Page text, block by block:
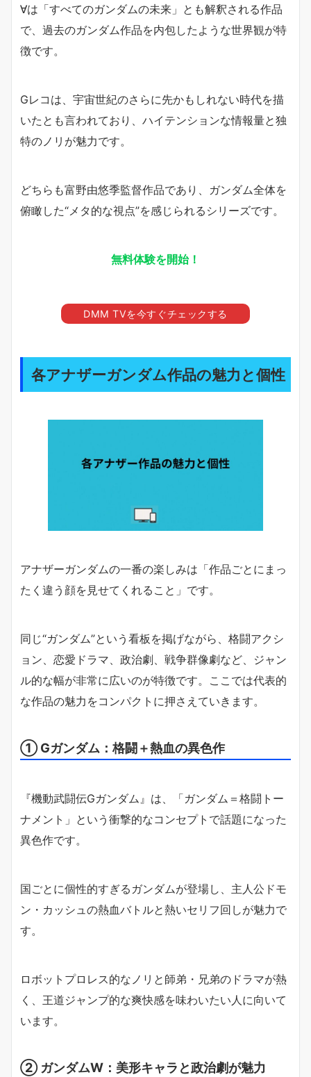
∀は「すべてのガンダムの未来」とも解釈される作品
で、過去のガンダム作品を内包したような世界観が特
徴です。
Gレコは、宇宙世紀のさらに先かもしれない時代を描
いたとも言われており、ハイテンションな情報量と独
特のノリが魅力です。
どちらも富野由悠季監督作品であり、ガンダム全体を
俯瞰した“メタ的な視点”を感じられるシリーズです。
無料体験を開始！
DMM TVを今すぐチェックする
各アナザーガンダム作品の魅力と個性
アナザーガンダムの一番の楽しみは「作品ごとにまっ
たく違う顔を見せてくれること」です。
同じ“ガンダム”という看板を掲げながら、格闘アクシ
ョン、恋愛ドラマ、政治劇、戦争群像劇など、ジャン
ル的な幅が非常に広いのが特徴です。ここでは代表的
な作品の魅力をコンパクトに押さえていきます。
① Gガンダム：格闘＋熱血の異色作
『機動武闘伝Gガンダム』は、「ガンダム＝格闘トー
ナメント」という衝撃的なコンセプトで話題になった
異色作です。
国ごとに個性的すぎるガンダムが登場し、主人公ドモ
ン・カッシュの熱血バトルと熱いセリフ回しが魅力で
す。
ロボットプロレス的なノリと師弟・兄弟のドラマが熱
く、王道ジャンプ的な爽快感を味わいたい人に向いて
います。
② ガンダムW：美形キャラと政治劇が魅力